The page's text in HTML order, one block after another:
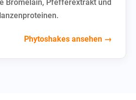
Bromelain, Pfefferextrakt und
Phytoshakes ansehen →